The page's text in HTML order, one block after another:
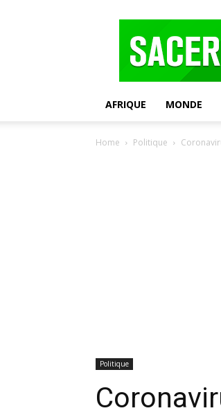
AFRIQUE MONDE
Home Politique
Politique